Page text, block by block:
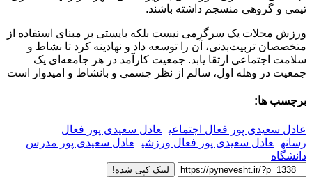
تیمی و گروهی منسجم داشته باشند.
ورزش محلات یک سرگرمی نیست بلکه بایستی بر مبنای استفاده از
متخصصان تربیت‌بدنی، آن را توسعه داد و نهادینه کرد تا نشاط و
سلامت اجتماعی ارتقا یابد. جمعیت کارآمد در هر جامعه‌ای یک
جمعیت در وهله اول، سالم از نظر جسمی و بانشاط و امیدوار است
برچسب ها:
عادل سعیدی پور فعال اجتماعی عادل سعیدی پور فعال
رسانه عادل سعیدی پور فعال ورزشی عادل سعیدی پور مدرس
دانشگاه
لینک کپی شده!